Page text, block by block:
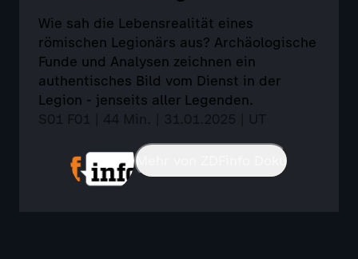
Wie sah die Lebensrealität eines
römischen Legionärs aus? Archäologische
Funde und Analysen zeichnen ein
authentisches Bild vom Dienst in der
Legion - jenseits aller Legenden.
S01 F01 | 44 Min. | 31.01.2025 | UT
Mehr von ZDFinfo Doku